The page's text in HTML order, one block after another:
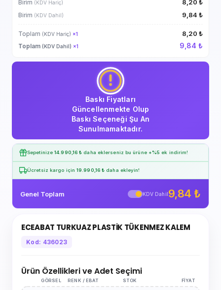
Birim (KDV Hariç) 8,20 ₺
Birim (KDV Dahil) 9,84 ₺
Toplam (KDV Hariç) ×1 8,20 ₺
Toplam (KDV Dahil) ×1 9,84 ₺
Baskı Fiyatları
Güncellenmekte Olup
Baskı Seçeneği Şu An
Sunulmamaktadır.
Sepetinize14.990,16 ₺ daha eklerseniz bu ürüne +%5 ek indirim!
Ücretsiz kargo için 19.990,16 ₺ daha ekleyin!
Genel Toplam KDV Dahil9,84 ₺
ECEABAT TURKUAZ PLASTİK TÜKENMEZ KALEM
Kod: 436023
Ürün Özellikleri ve Adet Seçimi
GÖRSEL RENK / EBAT STOK FIYAT